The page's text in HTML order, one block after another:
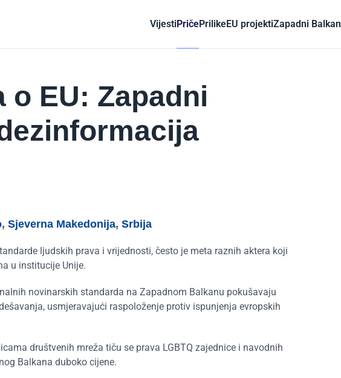
VijestiPričePrilikeEU projektiZapadni Balkan
EU: Zapadni
, Sjeverna Makedonija, Srbija
ljudskih prava i vrijednosti, često je meta raznih aktera koji
u institucije Unije.
novinarskih standarda na Zapadnom Balkanu pokušavaju
usmjeravajući raspoloženje protiv ispunjenja evropskih
društvenih mreža tiču ​​se prava LGBTQ zajednice i navodnih
Balkana duboko cijene.